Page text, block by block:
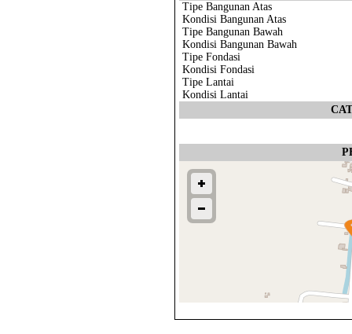
Tipe Bangunan Atas
Kondisi Bangunan Atas
Tipe Bangunan Bawah
Kondisi Bangunan Bawah
Tipe Fondasi
Kondisi Fondasi
Tipe Lantai
Kondisi Lantai